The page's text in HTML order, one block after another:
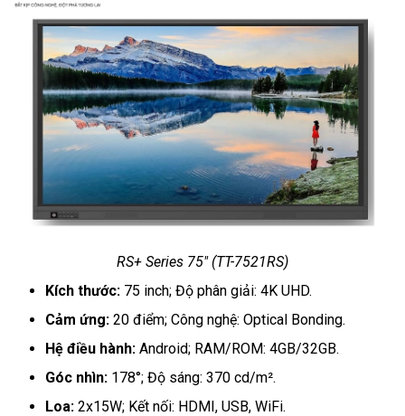
RS+ Series 75" (TT-7521RS)
Kích thước: 75 inch; Độ phân giải: 4K UHD.
Cảm ứng: 20 điểm; Công nghệ: Optical Bonding.
Hệ điều hành: Android; RAM/ROM: 4GB/32GB.
Góc nhìn: 178°; Độ sáng: 370 cd/m².
Loa: 2x15W; Kết nối: HDMI, USB, WiFi.